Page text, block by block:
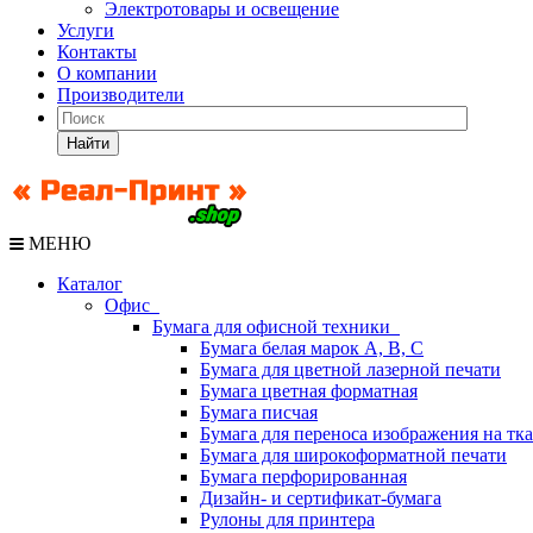
Электротовары и освещение
Услуги
Контакты
О компании
Производители
Найти
МЕНЮ
Каталог
Офис
Бумага для офисной техники
Бумага белая марок А, В, С
Бумага для цветной лазерной печати
Бумага цветная форматная
Бумага писчая
Бумага для переноса изображения на
Бумага для широкоформатной печати
Бумага перфорированная
Дизайн- и сертификат-бумага
Рулоны для принтера